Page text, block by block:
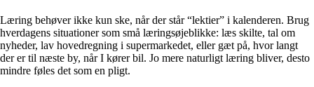
Læring behøver ikke kun ske, når der står “lektier” i kalenderen. Brug
hverdagens situationer som små læringsøjeblikke: læs skilte, tal om
nyheder, lav hovedregning i supermarkedet, eller gæt på, hvor langt
der er til næste by, når I kører bil. Jo mere naturligt læring bliver, desto
mindre føles det som en pligt.